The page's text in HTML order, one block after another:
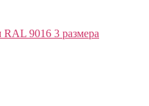
RAL 9016 3 размера